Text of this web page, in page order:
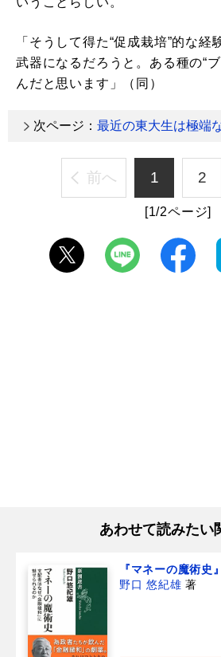
「そうして得た“促成栽培”的な
武器になるだろうと。ある種の“
んだと思います」（同）
次ページ： 最近の東大生は極端
前へ 1 2
[1/2ページ]
あわせて読みたい
『マネーの魔術史』
野口 悠紀雄 著